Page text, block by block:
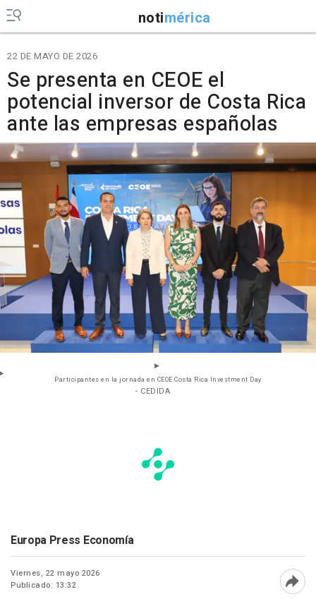
notimérica
22 DE MAYO DE 2026
Se presenta en CEOE el
potencial inversor de Costa Rica
ante las empresas españolas
Participantes en la jornada en CEOE Costa Rica Investment Day
- CEDIDA
Europa Press Economía
Viernes, 22 mayo 2026
Publicado: 13:32